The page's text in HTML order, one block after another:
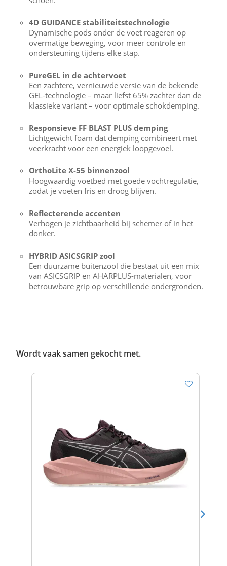
4D GUIDANCE stabiliteitstechnologie
Dynamische pods onder de voet reageren op
overmatige beweging, voor meer controle en
ondersteuning tijdens elke stap.
PureGEL in de achtervoet
Een zachtere, vernieuwde versie van de bekende
GEL-technologie – maar liefst 65% zachter dan de
klassieke variant – voor optimale schokdemping.
Responsieve FF BLAST PLUS demping
Lichtgewicht foam dat demping combineert met
veerkracht voor een energiek loopgevoel.
OrthoLite X-55 binnenzool
Hoogwaardig voetbed met goede vochtregulatie,
zodat je voeten fris en droog blijven.
Reflecterende accenten
Verhogen je zichtbaarheid bij schemer of in het
donker.
HYBRID ASICSGRIP zool
Een duurzame buitenzool die bestaat uit een mix
van ASICSGRIP en AHARPLUS-materialen, voor
betrouwbare grip op verschillende ondergronden.
Wordt vaak samen gekocht met.